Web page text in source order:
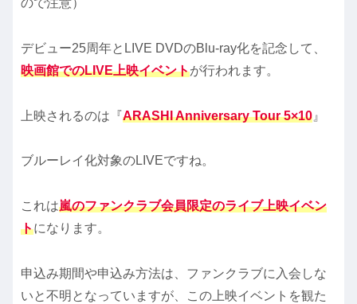
ので注意）
デビュー25周年とLIVE DVDのBlu-ray化を記念して、
映画館でのLIVE上映イベントが行われます。
上映されるのは『ARASHI Anniversary Tour 5×10 』
ブルーレイ化対象のLIVEですね。
これは嵐のファンクラブ会員限定のライブ上映イベン
トになります。
申込み期間や申込み方法は、ファンクラブに入会しな
いと不明となっていますが、この上映イベントを観た